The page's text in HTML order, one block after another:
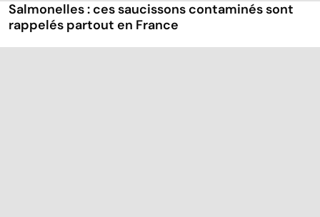
Salmonelles : ces saucissons contaminés sont
rappelés partout en France